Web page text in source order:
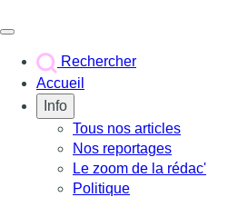
Rechercher
Accueil
Info
Tous nos articles
Nos reportages
Le zoom de la rédac'
Politique